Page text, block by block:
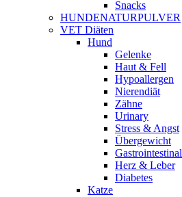
Snacks
HUNDENATURPULVER
VET Diäten
Hund
Gelenke
Haut & Fell
Hypoallergen
Nierendiät
Zähne
Urinary
Stress & Angst
Übergewicht
Gastrointestinal
Herz & Leber
Diabetes
Katze